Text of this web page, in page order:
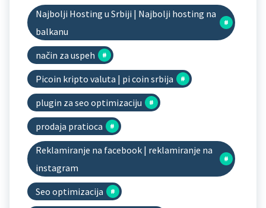
Najbolji Hosting u Srbiji | Najbolji hosting na
balkanu
način za uspeh
Picoin kripto valuta | pi coin srbija
plugin za seo optimizaciju
prodaja pratioca
Reklamiranje na facebook | reklamiranje na
instagram
Seo optimizacija